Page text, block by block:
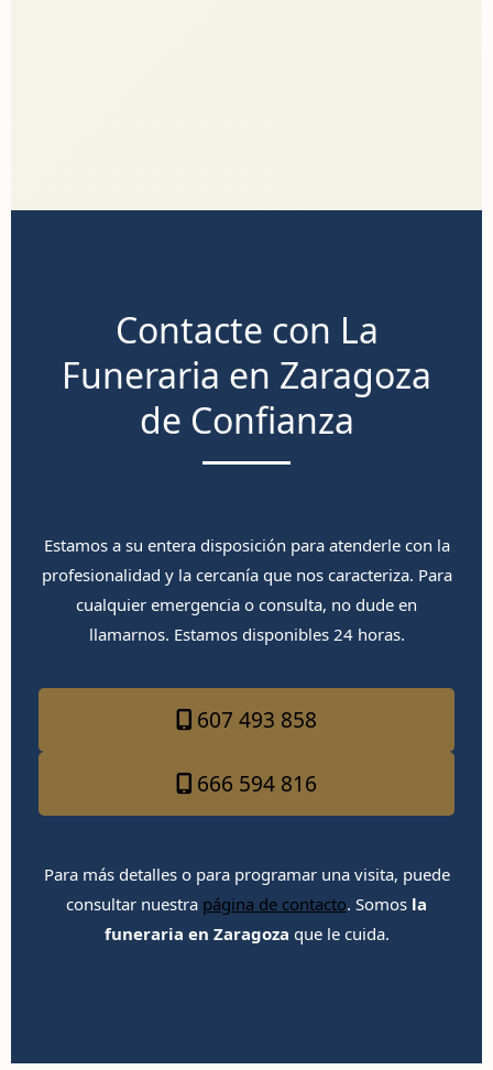
Contacte con La
Funeraria en Zaragoza
de Confianza
Estamos a su entera disposición para atenderle con la
profesionalidad y la cercanía que nos caracteriza. Para
cualquier emergencia o consulta, no dude en
llamarnos. Estamos disponibles 24 horas.
607 493 858
666 594 816
Para más detalles o para programar una visita, puede
consultar nuestra página de contacto. Somos la
funeraria en Zaragoza que le cuida.